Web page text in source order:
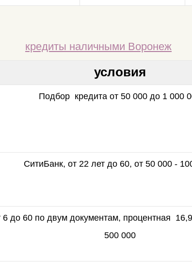
кредиты наличными Воронеж
условия
Подбор кредита от 50 000 до 1 000
СитиБанк, от 22 лет до 60, от 50 000 -
6 до 60 по двум документам, процентная
500 000